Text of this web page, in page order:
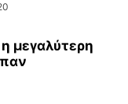
μεγαλύτερη